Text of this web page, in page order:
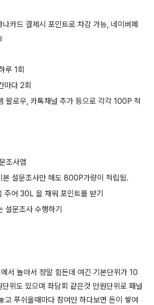
카드 결제시 포인트로 차감 가능, 네이버페
루 1회
마다 2회
팔로우, 카톡채널 추가 등으로 각각 100P 적
조사앱
본 설문조사만 해도 800P가량이 적립됨.
주어 30L 을 채워 포인트를 받기
설문조사 수행하기
서 놀아서 정말 힘든데 여긴 기본단위가 10
위도 있으며 좌담회 같은것 만원단위로 패널
고 푸쉬올때마다 참여만 하다보면 돈이 쌓여